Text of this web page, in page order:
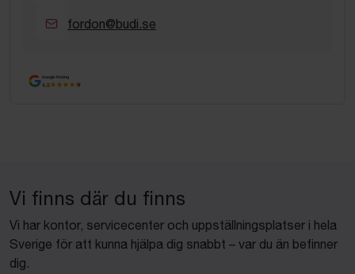
fordon@budi.se
Google Rating
4.5
Vi finns där du finns
Vi har kontor, servicecenter och uppställningsplatser i hela
Sverige för att kunna hjälpa dig snabbt – var du än befinner
dig.